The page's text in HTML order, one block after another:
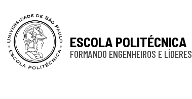
ESCOLA POLITÉCNICA
FORMANDO ENGENHEIROS E LÍDERES